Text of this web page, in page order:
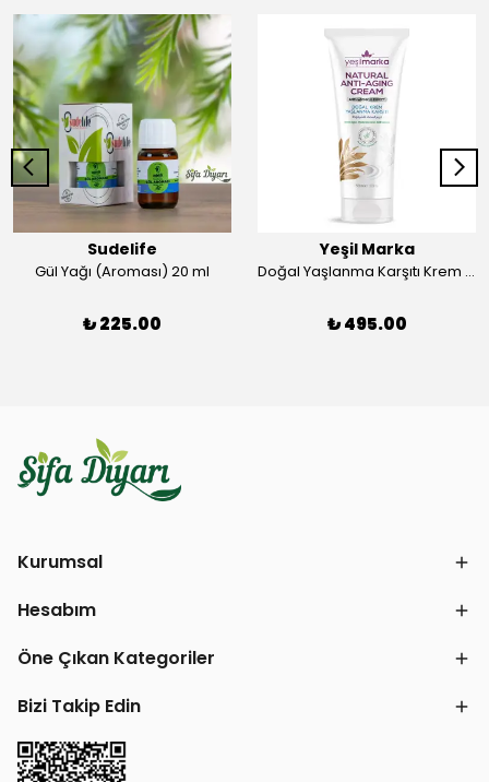
Sudelife
Gül Yağı (Aroması) 20 ml
₺ 225.00
Yeşil Marka
Doğal Yaşlanma Karşıtı Krem 50ml Yeşil Marka
₺ 495.00
Kurumsal
Hesabım
Öne Çıkan Kategoriler
Bizi Takip Edin